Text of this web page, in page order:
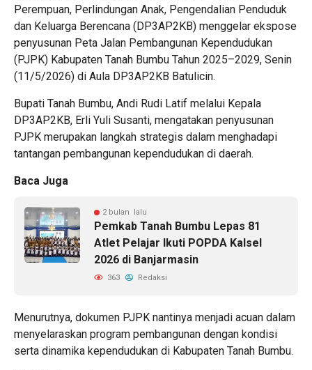
Perempuan, Perlindungan Anak, Pengendalian Penduduk
dan Keluarga Berencana (DP3AP2KB) menggelar ekspose
penyusunan Peta Jalan Pembangunan Kependudukan
(PJPK) Kabupaten Tanah Bumbu Tahun 2025–2029, Senin
(11/5/2026) di Aula DP3AP2KB Batulicin.
Bupati Tanah Bumbu, Andi Rudi Latif melalui Kepala
DP3AP2KB, Erli Yuli Susanti, mengatakan penyusunan
PJPK merupakan langkah strategis dalam menghadapi
tantangan pembangunan kependudukan di daerah.
Baca Juga
2 bulan lalu
Pemkab Tanah Bumbu Lepas 81
Atlet Pelajar Ikuti POPDA Kalsel
2026 di Banjarmasin
363 Redaksi
Menurutnya, dokumen PJPK nantinya menjadi acuan dalam
menyelaraskan program pembangunan dengan kondisi
serta dinamika kependudukan di Kabupaten Tanah Bumbu.